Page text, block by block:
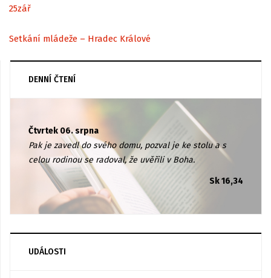
25zář
Setkání mládeže – Hradec Králové
DENNÍ ČTENÍ
Čtvrtek 06. srpna
Pak je zavedl do svého domu, pozval je ke stolu a s
celou rodinou se radoval, že uvěřili v Boha.
Sk 16,34
UDÁLOSTI